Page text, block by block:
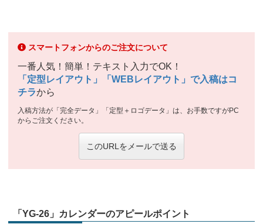
スマートフォンからのご注文について
一番人気！簡単！テキスト入力でOK！
「定型レイアウト」「WEBレイアウト」で入稿はコ
チラから
入稿方法が「完全データ」「定型＋ロゴデータ」は、お手数ですがPC
からご注文ください。
このURLをメールで送る
「YG-26」カレンダーのアピールポイント